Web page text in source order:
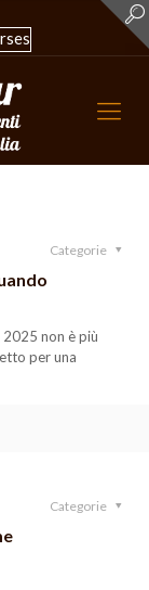
Categorie
non è più
per una
Categorie